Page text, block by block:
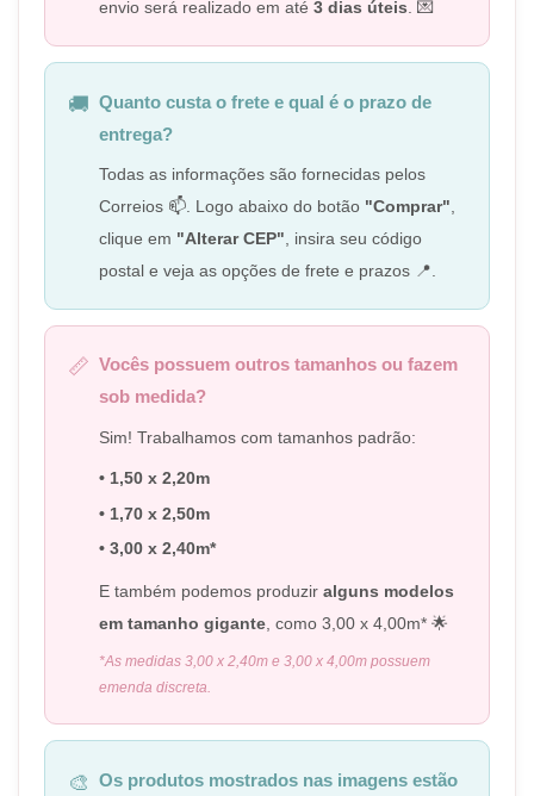
envio será realizado em até 3 dias úteis. 💌
🚚 Quanto custa o frete e qual é o prazo de
entrega?
Todas as informações são fornecidas pelos
Correios 📫. Logo abaixo do botão "Comprar"
clique em "Alterar CEP" , insira seu código
postal e veja as opções de frete e prazos 📍.
📏 Vocês possuem outros tamanhos ou fazem
sob medida?
Sim! Trabalhamos com tamanhos padrão:
• 1,50 x 2,20m
• 1,70 x 2,50m
• 3,00 x 2,40m*
E também podemos produzir alguns modelos
em tamanho gigante, como 3,00 x 4,00m* 🌟
*As medidas 3,00 x 2,40m e 3,00 x 4,00m possuem
emenda discreta.
🎨 Os produtos mostrados nas imagens estão